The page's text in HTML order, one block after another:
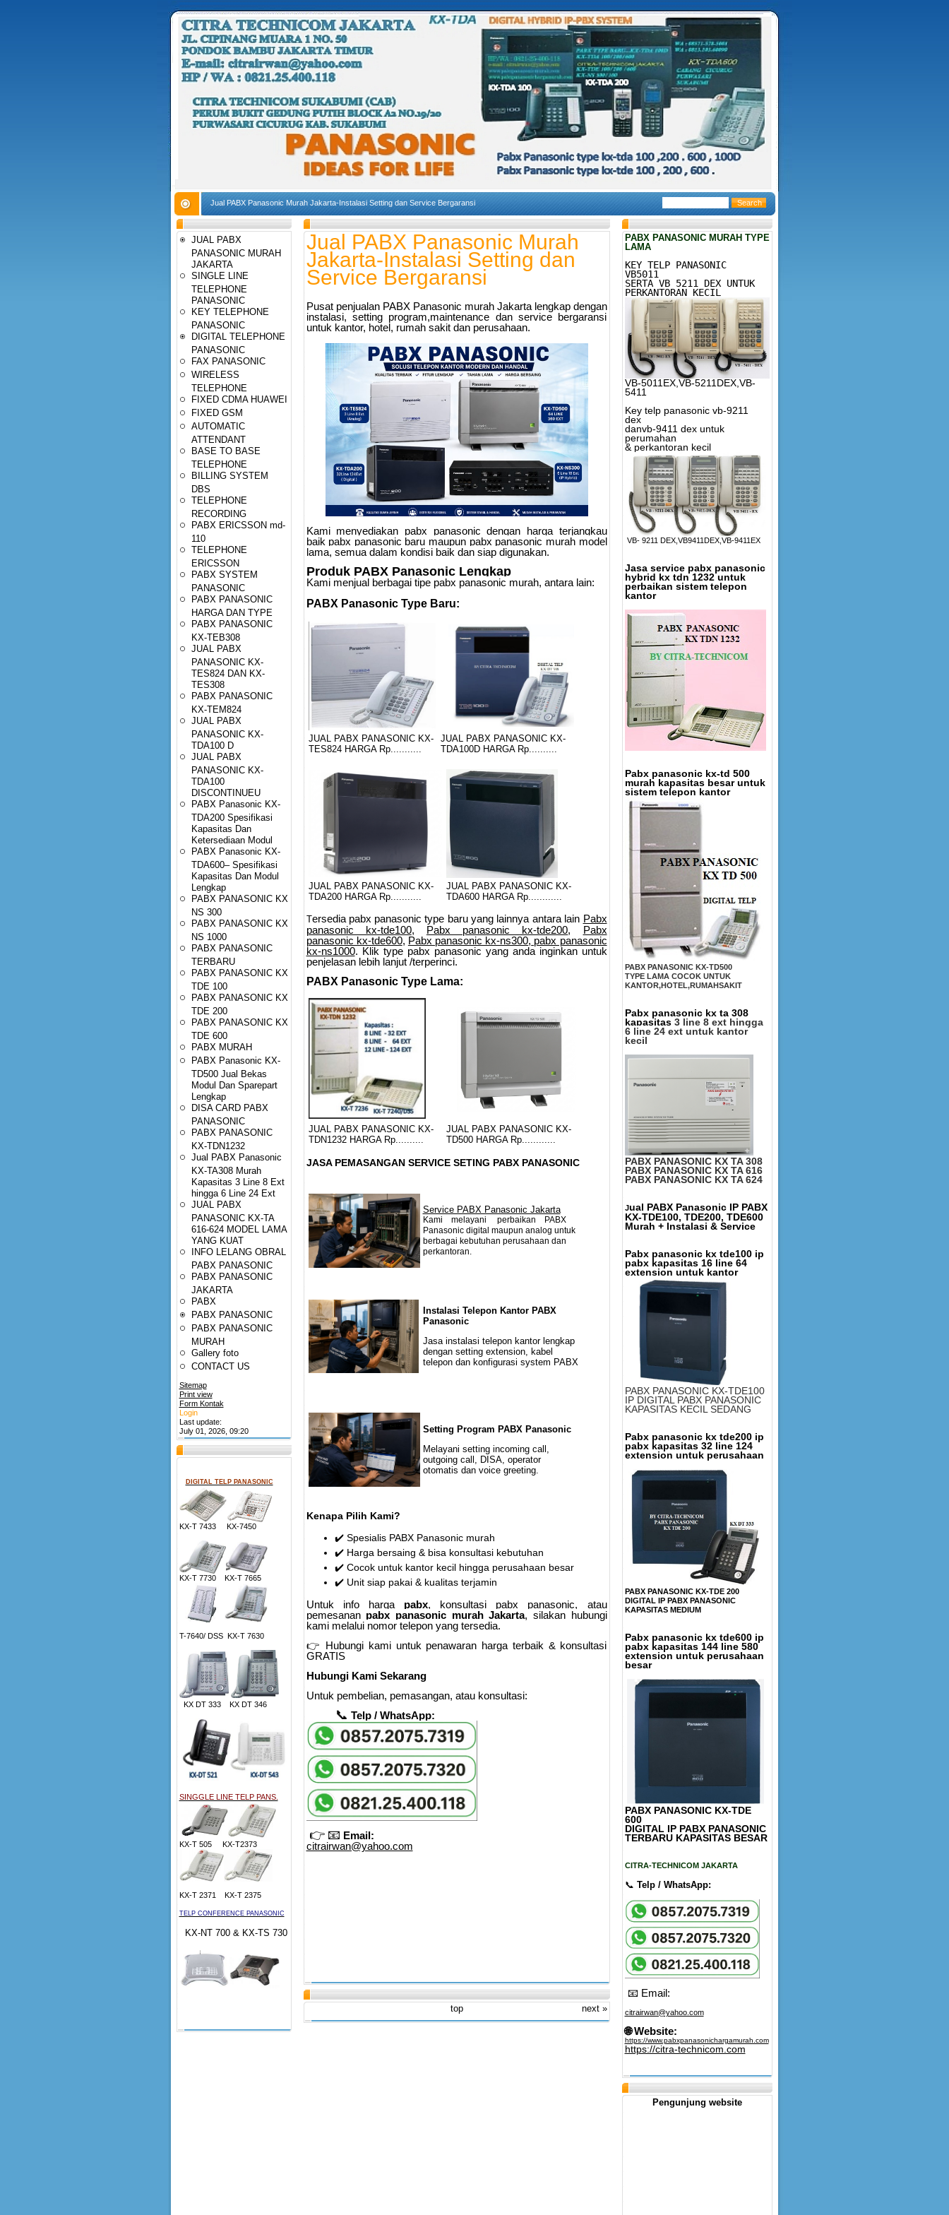
Jual PABX Panasonic Murah Jakarta-Instalasi Setting dan Service Bergaransi
JUAL PABX
PANASONIC MURAH
JAKARTA
SINGLE LINE
TELEPHONE
PANASONIC
KEY TELEPHONE
PANASONIC
DIGITAL TELEPHONE
PANASONIC
FAX PANASONIC
WIRELESS
TELEPHONE
FIXED CDMA HUAWEI
FIXED GSM
AUTOMATIC
ATTENDANT
BASE TO BASE
TELEPHONE
BILLING SYSTEM
DBS
TELEPHONE
RECORDING
PABX ERICSSON md-
110
TELEPHONE
ERICSSON
PABX SYSTEM
PANASONIC
PABX PANASONIC
HARGA DAN TYPE
PABX PANASONIC
KX-TEB308
JUAL PABX
PANASONIC KX-
TES824 DAN KX-
TES308
PABX PANASONIC
KX-TEM824
JUAL PABX
PANASONIC KX-
TDA100 D
JUAL PABX
PANASONIC KX-
TDA100
DISCONTINUEU
PABX Panasonic KX-
TDA200 Spesifikasi
Kapasitas Dan
Ketersediaan Modul
PABX Panasonic KX-
TDA600– Spesifikasi
Kapasitas Dan Modul
Lengkap
PABX PANASONIC KX
NS 300
PABX PANASONIC KX
NS 1000
PABX PANASONIC
TERBARU
PABX PANASONIC KX
TDE 100
PABX PANASONIC KX
TDE 200
PABX PANASONIC KX
TDE 600
PABX MURAH
PABX Panasonic KX-
TD500 Jual Bekas
Modul Dan Sparepart
Lengkap
DISA CARD PABX
PANASONIC
PABX PANASONIC
KX-TDN1232
Jual PABX Panasonic
KX-TA308 Murah
Kapasitas 3 Line 8 Ext
hingga 6 Line 24 Ext
JUAL PABX
PANASONIC KX-TA
616-624 MODEL LAMA
YANG KUAT
INFO LELANG OBRAL
PABX PANASONIC
PABX PANASONIC
JAKARTA
PABX
PABX PANASONIC
PABX PANASONIC
MURAH
Gallery foto
CONTACT US
Sitemap
Print view
Form Kontak
Login
Last update:
July 01, 2026, 09:20
DIGITAL TELP PANASONIC
KX-T 7433 KX-7450
KX-T 7730 KX-T 7665
T-7640/ DSS KX-T 7630
KX DT 333 KX DT 346
SINGGLE LINE TELP PANS.
KX-T 505 KX-T2373
KX-T 2371 KX-T 2375
TELP CONFERENCE PANASONIC
KX-NT 700 & KX-TS 730
Jual PABX Panasonic Murah
Jakarta-Instalasi Setting dan
Service Bergaransi
Pusat penjualan PABX Panasonic murah Jakarta lengkap dengan
instalasi, setting program,maintenance dan service bergaransi
untuk kantor, hotel, rumah sakit dan perusahaan.
Kami menyediakan pabx panasonic dengan harga terjangkau
baik pabx panasonic baru maupun pabx panasonic murah model
lama, semua dalam kondisi baik dan siap digunakan.
Produk PABX Panasonic Lengkap
Kami menjual berbagai tipe pabx panasonic murah, antara lain:
PABX Panasonic Type Baru:
JUAL PABX PANASONIC KX-
TES824 HARGA Rp...........
JUAL PABX PANASONIC KX-
TDA100D HARGA Rp..........
JUAL PABX PANASONIC KX-
TDA200 HARGA Rp...........
JUAL PABX PANASONIC KX-
TDA600 HARGA Rp............
Tersedia pabx panasonic type baru yang lainnya antara lain Pabx
panasonic kx-tde100, Pabx panasonic kx-tde200, Pabx
panasonic kx-tde600, Pabx panasonic kx-ns300, pabx panasonic
kx-ns1000. Klik type pabx panasonic yang anda inginkan untuk
penjelasan lebih lanjut /terperinci.
PABX Panasonic Type Lama:
JUAL PABX PANASONIC KX-
TDN1232 HARGA Rp..........
JUAL PABX PANASONIC KX-
TD500 HARGA Rp............
JASA PEMASANGAN SERVICE SETING PABX PANASONIC
Service PABX Panasonic Jakarta
Kami melayani perbaikan PABX
Panasonic digital maupun analog untuk
berbagai kebutuhan perusahaan dan
perkantoran.
Instalasi Telepon Kantor PABX
Panasonic
Jasa instalasi telepon kantor lengkap
dengan setting extension, kabel
telepon dan konfigurasi system PABX
Setting Program PABX Panasonic
Melayani setting incoming call,
outgoing call, DISA, operator
otomatis dan voice greeting.
Kenapa Pilih Kami?
✔️ Spesialis PABX Panasonic murah
✔️ Harga bersaing & bisa konsultasi kebutuhan
✔️ Cocok untuk kantor kecil hingga perusahaan besar
✔️ Unit siap pakai & kualitas terjamin
Untuk info harga pabx, konsultasi pabx panasonic, atau
pemesanan pabx panasonic murah Jakarta, silakan hubungi
kami melalui nomor telepon yang tersedia.
👉 Hubungi kami untuk penawaran harga terbaik & konsultasi
GRATIS
Hubungi Kami Sekarang
Untuk pembelian, pemasangan, atau konsultasi:
📞 Telp / WhatsApp:
👉 📧 Email:
citrairwan@yahoo.com
top next »
PABX PANASONIC MURAH TYPE
LAMA
KEY TELP PANASONIC
VB5011
SERTA VB 5211 DEX UNTUK
PERKANTORAN KECIL
VB-5011EX,VB-5211DEX,VB-
5411
Key telp panasonic vb-9211
dex
danvb-9411 dex untuk
perumahan
& perkantoran kecil
VB- 9211 DEX,VB9411DEX,VB-9411EX
Jasa service pabx panasonic
hybrid kx tdn 1232 untuk
perbaikan sistem telepon
kantor
Pabx panasonic kx-td 500
murah kapasitas besar untuk
sistem telepon kantor
PABX PANASONIC KX-TD500
TYPE LAMA COCOK UNTUK
KANTOR,HOTEL,RUMAHSAKIT
Pabx panasonic kx ta 308
kapasitas 3 line 8 ext hingga
6 line 24 ext untuk kantor
kecil
PABX PANASONIC KX TA 308
PABX PANASONIC KX TA 616
PABX PANASONIC KX TA 624
Jual PABX Panasonic IP PABX
KX-TDE100, TDE200, TDE600
Murah + Instalasi & Service
Pabx panasonic kx tde100 ip
pabx kapasitas 16 line 64
extension untuk kantor
PABX PANASONIC KX-TDE100
IP DIGITAL PABX PANASONIC
KAPASITAS KECIL SEDANG
Pabx panasonic kx tde200 ip
pabx kapasitas 32 line 124
extension untuk perusahaan
PABX PANASONIC KX-TDE 200
DIGITAL IP PABX PANASONIC
KAPASITAS MEDIUM
Pabx panasonic kx tde600 ip
pabx kapasitas 144 line 580
extension untuk perusahaan
besar
PABX PANASONIC KX-TDE
600
DIGITAL IP PABX PANASONIC
TERBARU KAPASITAS BESAR
CITRA-TECHNICOM JAKARTA
📞 Telp / WhatsApp:
📧 Email:
citrairwan@yahoo.com
🌐 Website:
https://www.pabxpanasonichargamurah.com
https://citra-technicom.com
Pengunjung website